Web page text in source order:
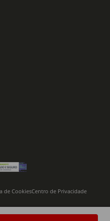
de CookiesCentro de Privacidade